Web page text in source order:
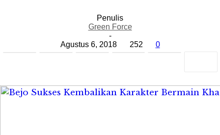
Penulis
Green Force
-
Agustus 6, 2018
252 0